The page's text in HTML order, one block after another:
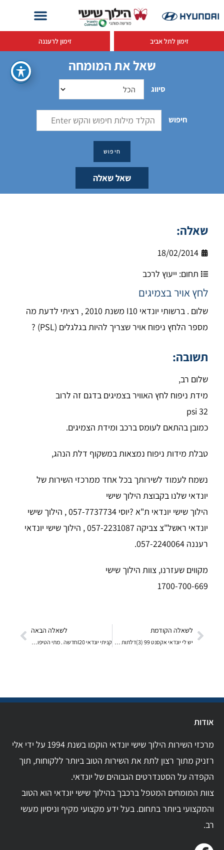
זימון לתל אביב זימון לרעננה
שאל את המומחה
סיווג
חיפוש
שאל שאלה
שאלה:
18/02/2014
תחום: ייעוץ לרכב
לחץ אויר בצמיגים
שלום . ברשותי יונדאי I10 משנת 2010 , רציתי לדעת מה
מספר הלחץ ניפוח אויר שצריך להיות בגלגלים (PSL) ?
תשובה:
שלום רב,
מידת ניפוח לחץ האוויר בצמיגים בדגם זה לרוב
32 psi
כמובן בהתאם לעומס ברכב ומידת הצמיגים.
טבלת מידות ניפוח נמצאות במשקוף דלת הנהג,
נשמח לעמוד לשירותך בכל אחד ממרכזי השירות של
יונדאי שלנו בקבוצת הילוך שישי
הילוך שישי יונדאי ת"א ?יוסי 057-7737734 , הילוך שישי
יונדאי ראשל"צ צביקה 057-2231087 , הילוך שישי יונדאי
רעננה 057-2240064.
מקווים שעזרנו, צוות הילוך שישי
1700-700-669
לשאלה הקודמת לשאלה הבאה
אודות
מרכזי השירות הילוך שישי יונדאי הוקמו בשנת 1994 על ידי אלי
רזניק מתוך רצון לתת את השירות הטוב ביותר ללקוחות, תוך
הקפדה על הסטנדרטים הגבוהים של יונדאי.
צוות המומחים המטפל ברכבך בהילוך שישי יונדאי הוא הטוב
והמקצועי ביותר בתחום. בעל ידע מקצועי מקיף וניסיון מעשי
רב.